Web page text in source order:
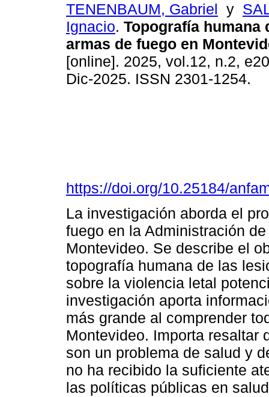
TENENBAUM, Gabriel y
Ignacio. Topografía humana
armas de fuego en
[online]. 2025, vol.12, n.2,
Dic-2025. ISSN 2301-1254.
https://doi.org/10.25184/
La investigación aborda el
fuego en la Administración
Montevideo. Se describe el
topografía humana de las
sobre la violencia letal
investigación aporta
más grande al comprender
Montevideo. Importa resaltar
son un problema de salud y
no ha recibido la suficiente
las políticas públicas en